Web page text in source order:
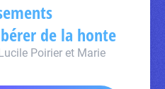
de la honte
Poirier et Marie